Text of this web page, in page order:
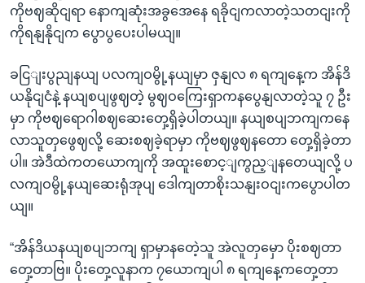
ကိုဗဈဆိုငျရာ နောကျဆုံးအခွအေနေ ရခိုငျကလာတဲ့သတငျးကို
ကိုရနျနိုငျက ပွောပွပေးပါမယျ။
ခငြျးပွညျနယျ ပလကျဝမွို့နယျမှာ ဇှနျလ ၈ ရကျနေ့က အိန်ဒိ
ယနိုငျငံနဲ့ နယျစပျဖွဈတဲ့ မွဈဝကြေးရှာကနပွေနျလာတဲ့သူ ၇ ဦး
မှာ ကိုဗဈရောဂါစဈဆေးတှေ့ရှိခဲ့ပါတယျ။ နယျစပျဘကျကနေ
လာသူတှဖွေဈလို့ ဆေးစဈခဲ့ရာမှာ ကိုဗဈဖွဈနတော တှေ့ရှိခဲ့တာ
ပါ။ အဲဒီထဲကတယောကျကို အထူးစောင့ျကွည့ျနတေယျလို့ ပ
လကျဝမွို့နယျဆေးရုံအုပျ ဒေါကျတာစိုးသနျးဝငျးကပွောပါတ
ယျ။
“အိန်ဒိယနယျစပျဘကျ ရှာမှာနတေဲ့သူ အဲလူတှမှော ပိုးစဈတာ
တှေ့တာဗြ။ ပိုးတှေ့လူနာက ၇ယောကျပါ ၈ ရကျနေ့ကတှေ့တာ